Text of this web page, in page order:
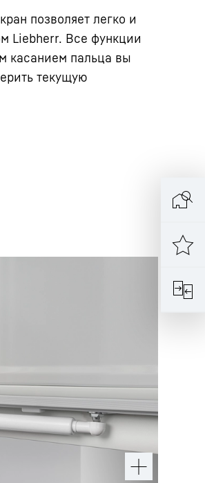
позволяет легко и
Liebherr. Все функции
касанием пальца вы
текущую